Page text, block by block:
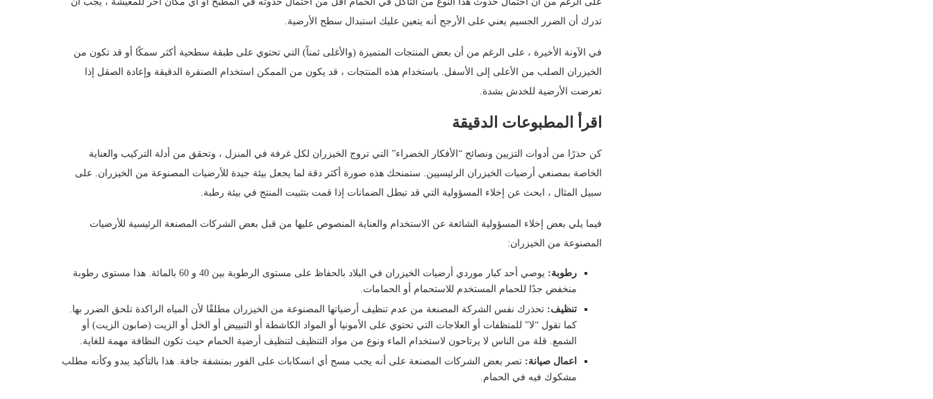
تدرك أن الضرر الجسيم يعني على الأرجح أنه يتعين عليك استبدال سطح الأرضية.
في الآونة الأخيرة ، على الرغم من أن بعض المنتجات المتميزة (والأغلى ثمناً) التي تحتوي على طبقة سطحية أكثر سمكًا أو قد تكون من
الخيزران الصلب من الأعلى إلى الأسفل. باستخدام هذه المنتجات ، قد يكون من الممكن استخدام الصنفرة الدقيقة وإعادة الصقل إذا
تعرضت الأرضية للخدش بشدة.
اقرأ المطبوعات الدقيقة
كن حذرًا من أدوات التزيين ونصائح “الأفكار الخضراء” التي تروج الخيزران لكل غرفة في المنزل ، وتحقق من أدلة التركيب والعناية
الخاصة بمصنعي أرضيات الخيزران الرئيسيين. ستمنحك هذه صورة أكثر دقة لما يجعل بيئة جيدة للأرضيات المصنوعة من الخيزران. على
سبيل المثال ، ابحث عن إخلاء المسؤولية التي قد تبطل الضمانات إذا قمت بتثبيت المنتج في بيئة رطبة.
فيما يلي بعض إخلاء المسؤولية الشائعة عن الاستخدام والعناية المنصوص عليها من قبل بعض الشركات المصنعة الرئيسية للأرضيات
المصنوعة من الخيزران:
رطوبة:
يوصي أحد كبار موردي أرضيات الخيزران في البلاد بالحفاظ على مستوى الرطوبة بين 40 و 60 بالمائة. هذا مستوى رطوبة
منخفض جدًا للحمام المستخدم للاستحمام أو الحمامات.
تنظيف:تحذرك نفس الشركة المصنعة من عدم تنظيف أرضياتها المصنوعة من الخيزران مطلقًا لأن المياه الراكدة تلحق الضرر بها.
كما تقول “لا” للمنظفات أو العلاجات التي تحتوي على الأمونيا أو المواد الكاشطة أو التبييض أو الخل أو الزيت (صابون الزيت) أو
الشمع. قلة من الناس لا يرتاحون لاستخدام الماء ونوع من مواد التنظيف لتنظيف أرضية الحمام حيث تكون النظافة مهمة للغاية.
اعمال صيانة: تصر بعض الشركات المصنعة على أنه يجب مسح أي انسكابات على الفور بمنشفة جافة. هذا بالتأكيد يبدو وكأنه مطلب
مشكوك فيه في الحمام.